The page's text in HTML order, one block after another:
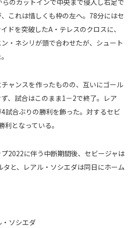
のカットインで中央まで侵入し右足で
これは惜しくも枠の左へ。78分にはセ
ドを突破したA・テレスのクロスに、
・ネシリが頭で合わせたが、シュート
ャンスを作ったものの、互いにゴール
、試合はこのまま1－2で終了。レア
試合ぶりの勝利を飾った。対するセビ
となっている。
2022に伴う中断期間後、セビージャは
と、レアル・ソシエダは同日にホーム
ソシエダ